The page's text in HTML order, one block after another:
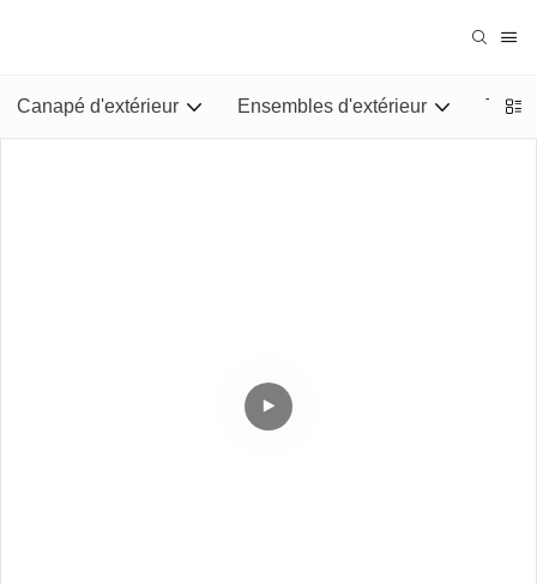
Canapé d'extérieur Ensembles d'extérieur